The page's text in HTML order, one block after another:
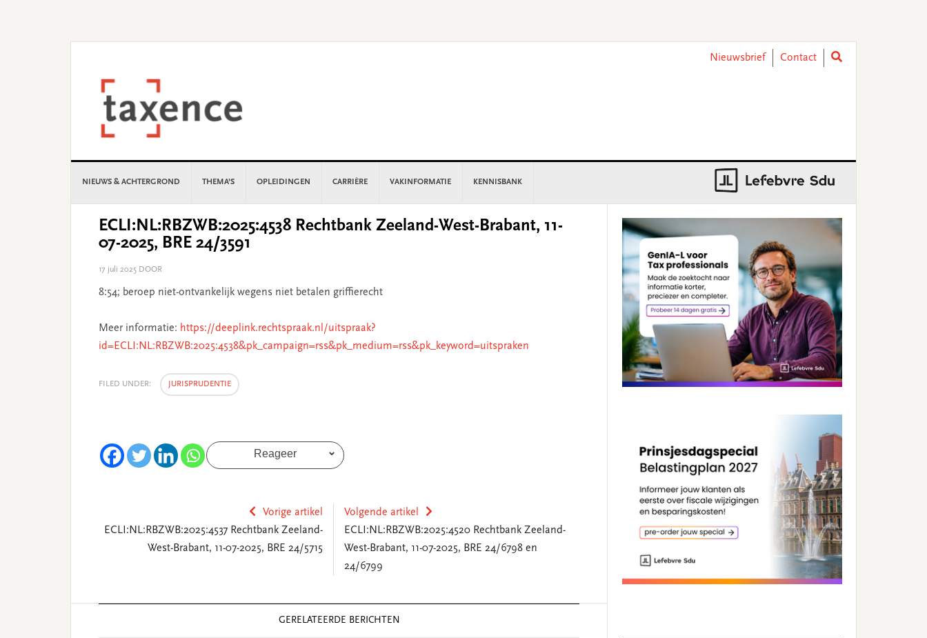
Nieuwsbrief
Contact
NIEUWS & ACHTERGROND THEMA’S OPLEIDINGEN CARRIÈRE VAKINFORMATIE KENNISBANK
ECLI:NL:RBZWB:2025:4538 Rechtbank Zeeland-West-Brabant, 11-
07-2025, BRE 24/3591
17 juli 2025 DOOR
8:54; beroep niet-ontvankelijk wegens niet betalen griffierecht
Meer informatie: https://deeplink.rechtspraak.nl/uitspraak?
id=ECLI:NL:RBZWB:2025:4538&pk_campaign=rss&pk_medium=rss&pk_keyword=uitspraken
FILED UNDER: JURISPRUDENTIE
Reageer
Vorige artikel
ECLI:NL:RBZWB:2025:4537 Rechtbank Zeeland-
West-Brabant, 11-07-2025, BRE 24/5715
Volgende artikel
ECLI:NL:RBZWB:2025:4520 Rechtbank Zeeland-
West-Brabant, 11-07-2025, BRE 24/6798 en
24/6799
GERELATEERDE BERICHTEN
Sidebar